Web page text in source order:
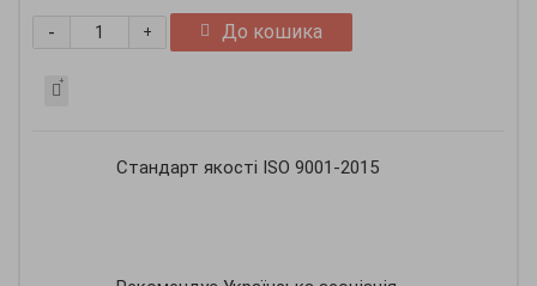
+
- До кошика
Стандарт якості ISO 9001-2015